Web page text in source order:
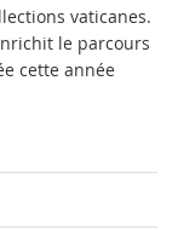
vaticanes.
le parcours
cette année